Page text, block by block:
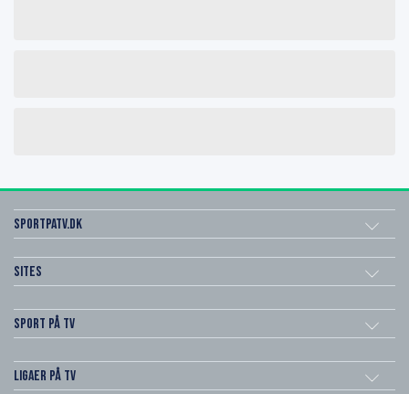
SportPaTV.dk
Sites
Sport på TV
Ligaer på TV